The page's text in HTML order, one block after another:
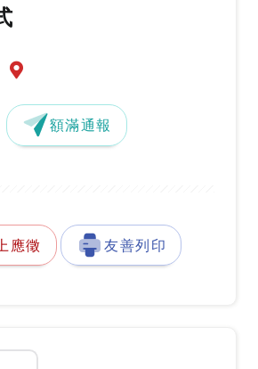
應徵地址地圖『另開新視窗』
額滿通報
應徵 友善列印